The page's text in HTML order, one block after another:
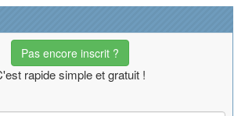
Pas encore inscrit ?
rapide simple et gratuit !